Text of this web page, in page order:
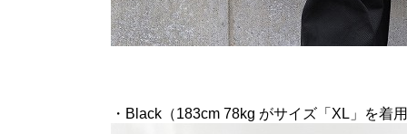
・Black（183cm 78kg がサイズ「XL」を着